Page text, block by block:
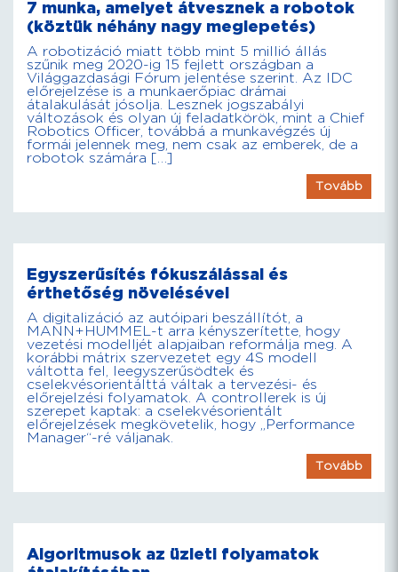
7 munka, amelyet átvesznek a robotok
(köztük néhány nagy meglepetés)
A robotizáció miatt több mint 5 millió állás
szűnik meg 2020-ig 15 fejlett országban a
Világgazdasági Fórum jelentése szerint. Az IDC
előrejelzése is a munkaerőpiac drámai
átalakulását jósolja. Lesznek jogszabályi
változások és olyan új feladatkörök, mint a Chief
Robotics Officer, továbbá a munkavégzés új
formái jelennek meg, nem csak az emberek, de a
robotok számára […]
Tovább
Egyszerűsítés fókuszálással és
érthetőség növelésével
A digitalizáció az autóipari beszállítót, a
MANN+HUMMEL-t arra kényszerítette, hogy
vezetési modelljét alapjaiban reformálja meg. A
korábbi mátrix szervezetet egy 4S modell
váltotta fel, leegyszerűsödtek és
cselekvésorientálttá váltak a tervezési- és
előrejelzési folyamatok. A controllerek is új
szerepet kaptak: a cselekvésorientált
előrejelzések megkövetelik, hogy „Performance
Manager“-ré váljanak.
Tovább
Algoritmusok az üzleti folyamatok